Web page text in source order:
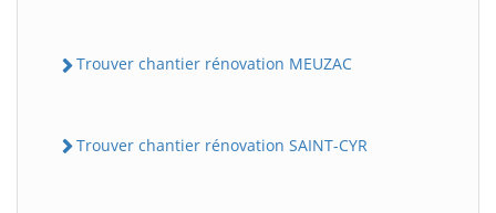
Trouver chantier rénovation MEUZAC
Trouver chantier rénovation SAINT-CYR